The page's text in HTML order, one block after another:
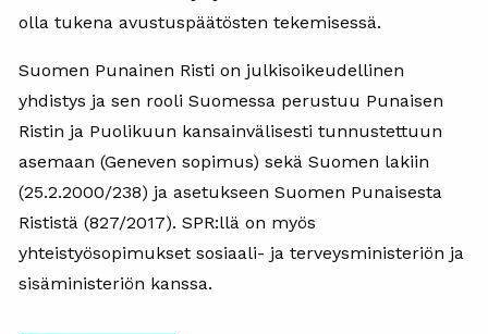
olla tukena avustuspäätösten tekemisessä.
Suomen Punainen Risti on julkisoikeudellinen
yhdistys ja sen rooli Suomessa perustuu Punaisen
Ristin ja Puolikuun kansainvälisesti tunnustettuun
asemaan (Geneven sopimus) sekä Suomen lakiin
(25.2.2000/238) ja asetukseen Suomen Punaisesta
Rististä (827/2017). SPR:llä on myös
yhteistyösopimukset sosiaali- ja terveysministeriön ja
sisäministeriön kanssa.